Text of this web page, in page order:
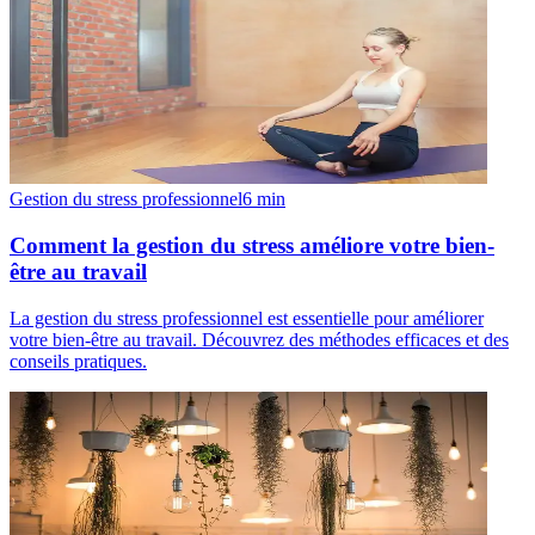
Gestion du stress professionnel6 min
Comment la gestion du stress améliore votre bien-
être au travail
La gestion du stress professionnel est essentielle pour améliorer
votre bien-être au travail. Découvrez des méthodes efficaces et des
conseils pratiques.